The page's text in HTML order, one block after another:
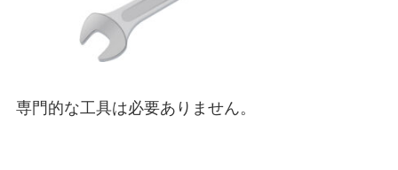
専門的な工具は必要ありません。